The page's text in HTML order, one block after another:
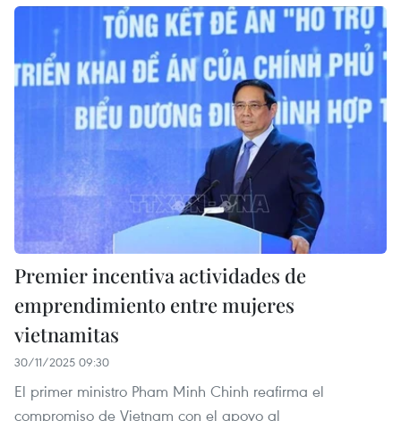
Premier incentiva actividades de
emprendimiento entre mujeres
vietnamitas
30/11/2025 09:30
El primer ministro Pham Minh Chinh reafirma el
compromiso de Vietnam con el apoyo al